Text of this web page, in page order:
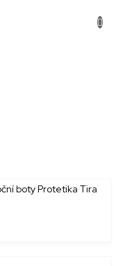
boty Protetika Tira